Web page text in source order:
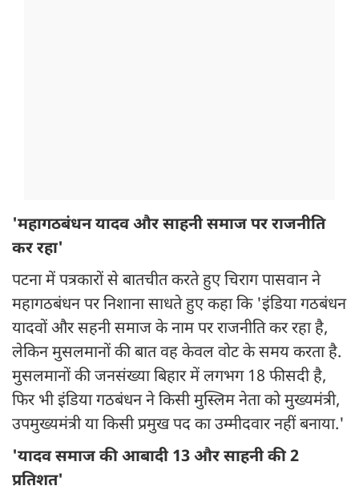
'महागठबंधन यादव और साहनी समाज पर राजनीति
कर रहा'
पटना में पत्रकारों से बातचीत करते हुए चिराग पासवान ने
महागठबंधन पर निशाना साधते हुए कहा कि 'इंडिया गठबंधन
यादवों और सहनी समाज के नाम पर राजनीति कर रहा है,
लेकिन मुसलमानों की बात वह केवल वोट के समय करता है.
मुसलमानों की जनसंख्या बिहार में लगभग 18 फीसदी है,
फिर भी इंडिया गठबंधन ने किसी मुस्लिम नेता को मुख्यमंत्री,
उपमुख्यमंत्री या किसी प्रमुख पद का उम्मीदवार नहीं बनाया.'
'यादव समाज की आबादी 13 और साहनी की 2
प्रतिशत'